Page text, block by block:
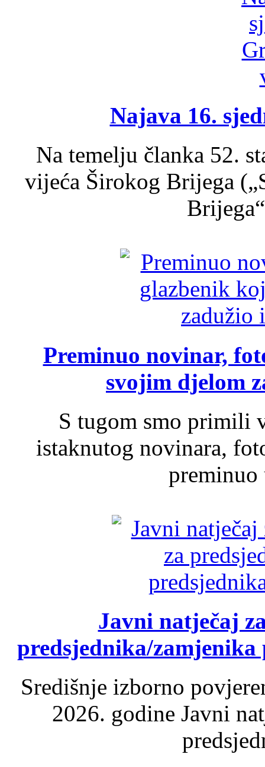
Najava 16.
Na temelju članka 52.
vijeća Širokog Brijega
Preminuo novinar,
svojim djelom
S tugom smo primili
istaknutog novinara,
Javni natječaj
predsjednika/
Središnje izborno
2026. godine Javni